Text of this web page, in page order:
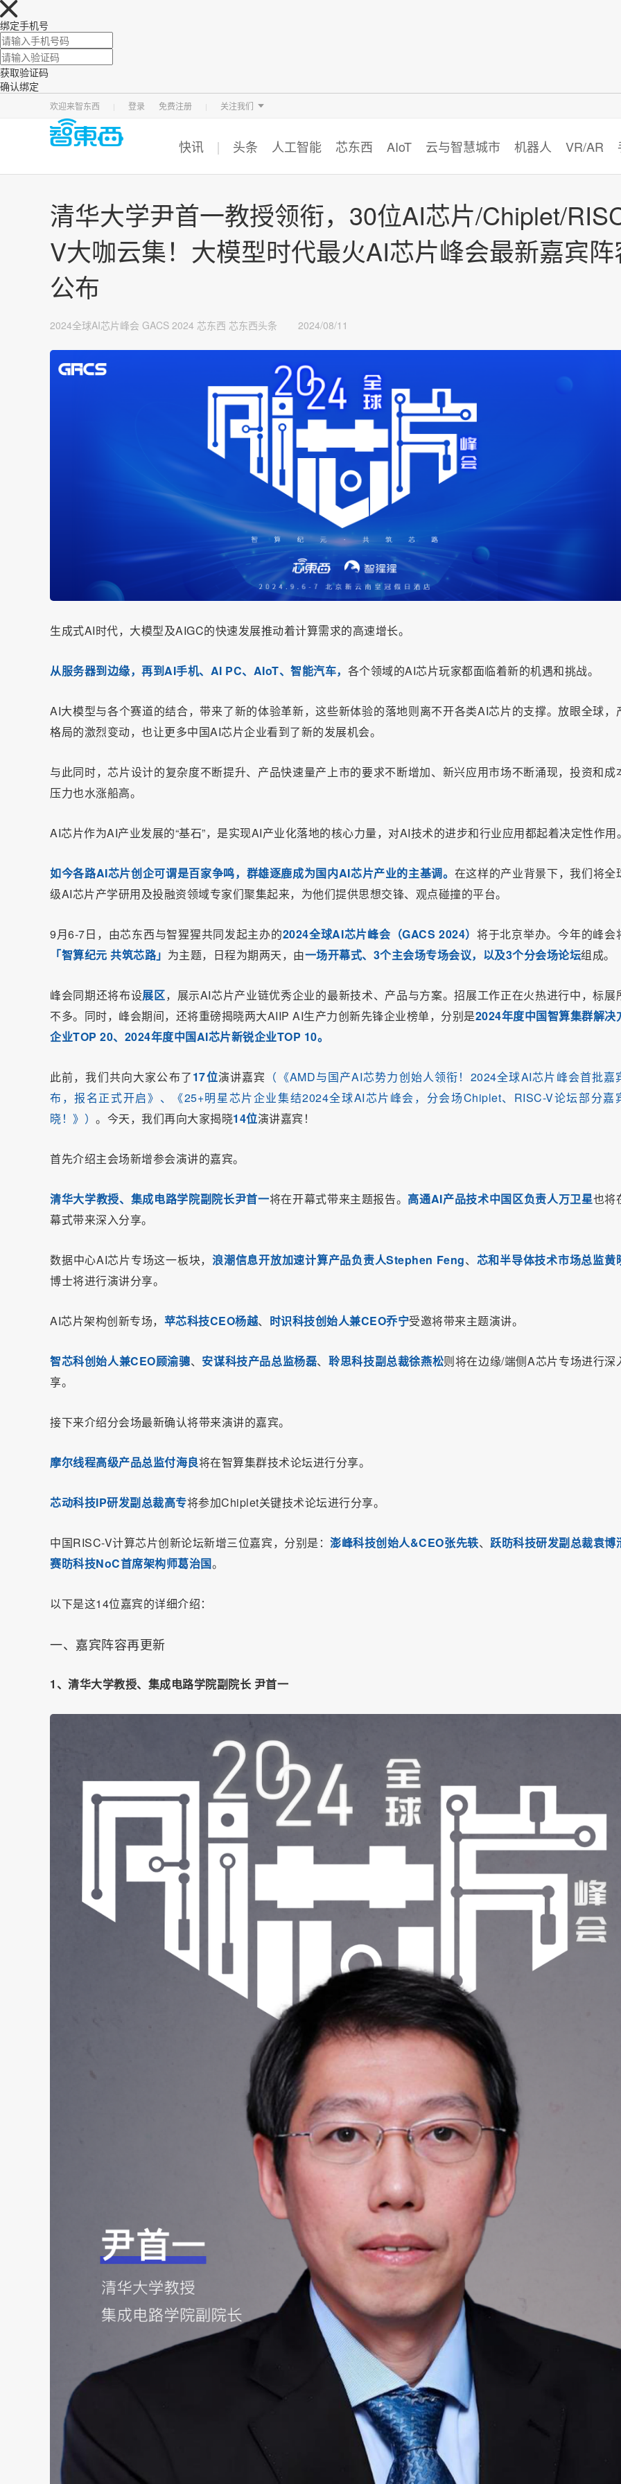
绑定手机号
获取验证码
确认绑定
欢迎来智东西 登录 免费注册 关注我们
智东西 车东西 芯东西 智猩猩
快讯 头条 人工智能 芯东西 AIoT 云与智慧城市 机器人 VR/AR
清华大学尹首一教授领衔，30位AI芯片/Chiplet/
V大咖云集！大模型时代最火AI芯片峰会最新嘉宾阵
公布
2024全球AI芯片峰会 GACS 2024 芯东西 芯东西头条 2024/08/11
生成式AI时代，大模型及AIGC的快速发展推动着计算需求的高速增长。
从服务器到边缘，再到AI手机、AI PC、AIoT、智能汽车， 各个领域的AI芯片玩家都面临着新的机遇和挑战。
AI大模型与各个赛道的结合，带来了新的体验革新，这些新体验的落地则离不开各类AI芯片的支撑。放眼全球，
格局的激烈变动，也让更多中国AI芯片企业看到了新的发展机会。
与此同时，芯片设计的复杂度不断提升、产品快速量产上市的要求不断增加、新兴应用市场不断涌现，投资和成
压力也水涨船高。
AI芯片作为AI产业发展的“基石”，是实现AI产业化落地的核心力量，对AI技术的进步和行业应用都起着决定性作用。
如今各路AI芯片创企可谓是百家争鸣，群雄逐鹿成为国内AI芯片产业的主基调。 在这样的产业背景下，我们将全
级AI芯片产学研用及投融资领域专家们聚集起来，为他们提供思想交锋、观点碰撞的平台。
9月6-7日，由芯东西与智猩猩共同发起主办的2024全球AI芯片峰会（GACS 2024） 将于北京举办。今年的峰会
「智算纪元 共筑芯路」 为主题，日程为期两天，由一场开幕式、3个主会场专场会议，以及3个分会场论坛组成。
峰会同期还将布设展区，展示AI芯片产业链优秀企业的最新技术、产品与方案。招展工作正在火热进行中，标展
不多。同时，峰会期间，还将重磅揭晓两大AIIP AI生产力创新先锋企业榜单，分别是2024年度中国智算集群解决
企业TOP 20、2024年度中国AI芯片新锐企业TOP 10。
此前，我们共向大家公布了17位演讲嘉宾 （ 《AMD与国产AI芯势力创始人领衔！2024全球AI芯片峰会首批嘉
布，报名正式开启》 、
《25+明星芯片企业集结2024全球AI芯片峰会，分会场Chiplet、RISC-V论坛部分嘉
晓！》 ） 。今天，我们再向大家揭晓14位演讲嘉宾！
首先介绍主会场新增参会演讲的嘉宾。
清华大学教授、集成电路学院副院长尹首一将在开幕式带来主题报告。 高通AI产品技术中国区负责人万卫星也将
幕式带来深入分享。
数据中心AI芯片专场这一板块，浪潮信息开放加速计算产品负责人Stephen Feng、 芯和半导体技术市场总监黄
博士将进行演讲分享。
AI芯片架构创新专场， 苹芯科技CEO杨越、 时识科技创始人兼CEO乔宁受邀将带来主题演讲。
智芯科创始人兼CEO顾渝骢、 安谋科技产品总监杨磊、聆思科技副总裁徐燕松则将在边缘/端侧A芯片专场进行深
享。
接下来介绍分会场最新确认将带来演讲的嘉宾。
摩尔线程高级产品总监付海良将在智算集群技术论坛进行分享。
芯动科技IP研发副总裁高专将参加Chiplet关键技术论坛进行分享。
中国RISC-V计算芯片创新论坛新增三位嘉宾，分别是：澎峰科技创始人&CEO张先轶、跃昉科技研发副总裁袁博
赛昉科技NoC首席架构师葛治国。
以下是这14位嘉宾的详细介绍：
一、嘉宾阵容再更新
1、清华大学教授、集成电路学院副院长 尹首一